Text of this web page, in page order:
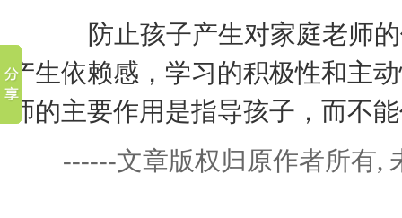
防止孩子产生对家庭老师的
产生依赖感，学习的积极性和主
师的主要作用是指导孩子，而不
------文章版权归原作者所有,